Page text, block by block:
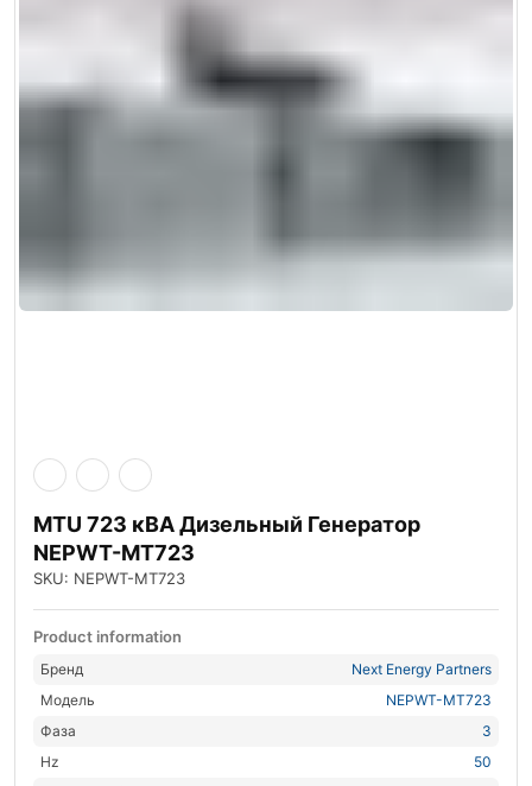
MTU 723 кВА Дизельный Генератор
NEPWT-MT723
SKU: NEPWT-MT723
Product information
Бренд
Next Energy Partners
Модель
NEPWT-MT723
Фаза
3
Hz
50